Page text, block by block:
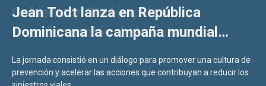
Gobierno y ONU impulsan
transformación de los sistemas
Dominicana
Las acciones fortalecerán la seguridad alimentaria y el desarrollo
territorial; el país avanza en su meta de Hambre Cero.
Jean Todt lanza en República
Dominicana la campaña mundial
la ONU, INTRANT y JC Decaux
La jornada consistió en un diálogo para promover una cultura de
prevención y acelerar las acciones que contribuyan a reducir los
Los Premios de las Naciones Unidas
al Servicio Público reconocen una
por acelerar el progreso hacia los
Fueron reconocidas 12 instituciones públicas que avanzan en
inclusión, igualdad de género, transparencia y participación en la